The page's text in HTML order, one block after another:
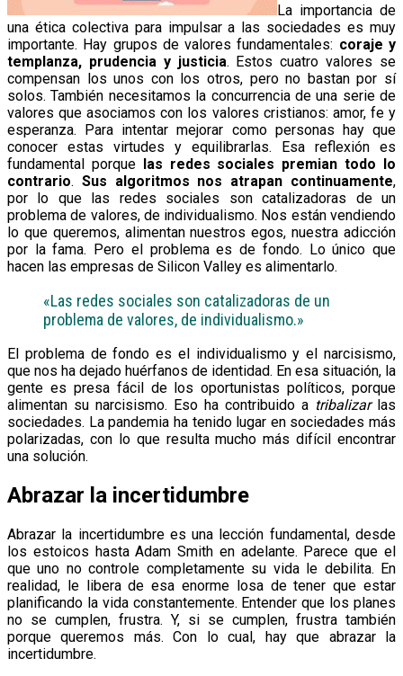
La importancia de
una ética colectiva para impulsar a las sociedades es muy
importante. Hay grupos de valores fundamentales: coraje y
templanza, prudencia y justicia. Estos cuatro valores se
compensan los unos con los otros, pero no bastan por sí
solos. También necesitamos la concurrencia de una serie de
valores que asociamos con los valores cristianos: amor, fe y
esperanza. Para intentar mejorar como personas hay que
conocer estas virtudes y equilibrarlas. Esa reflexión es
fundamental porque las redes sociales premian todo lo
contrario. Sus algoritmos nos atrapan continuamente,
por lo que las redes sociales son catalizadoras de un
problema de valores, de individualismo. Nos están vendiendo
lo que queremos, alimentan nuestros egos, nuestra adicción
por la fama. Pero el problema es de fondo. Lo único que
hacen las empresas de Silicon Valley es alimentarlo.
«Las redes sociales son catalizadoras de un
problema de valores, de individualismo.»
El problema de fondo es el individualismo y el narcisismo,
que nos ha dejado huérfanos de identidad. En esa situación, la
gente es presa fácil de los oportunistas políticos, porque
alimentan su narcisismo. Eso ha contribuido a tribalizarlas
sociedades. La pandemia ha tenido lugar en sociedades más
polarizadas, con lo que resulta mucho más difícil encontrar
una solución.
Abrazar la incertidumbre
Abrazar la incertidumbre es una lección fundamental, desde
los estoicos hasta Adam Smith en adelante. Parece que el
que uno no controle completamente su vida le debilita. En
realidad, le libera de esa enorme losa de tener que estar
planificando la vida constantemente. Entender que los planes
no se cumplen, frustra. Y, si se cumplen, frustra también
porque queremos más. Con lo cual, hay que abrazar la
incertidumbre.